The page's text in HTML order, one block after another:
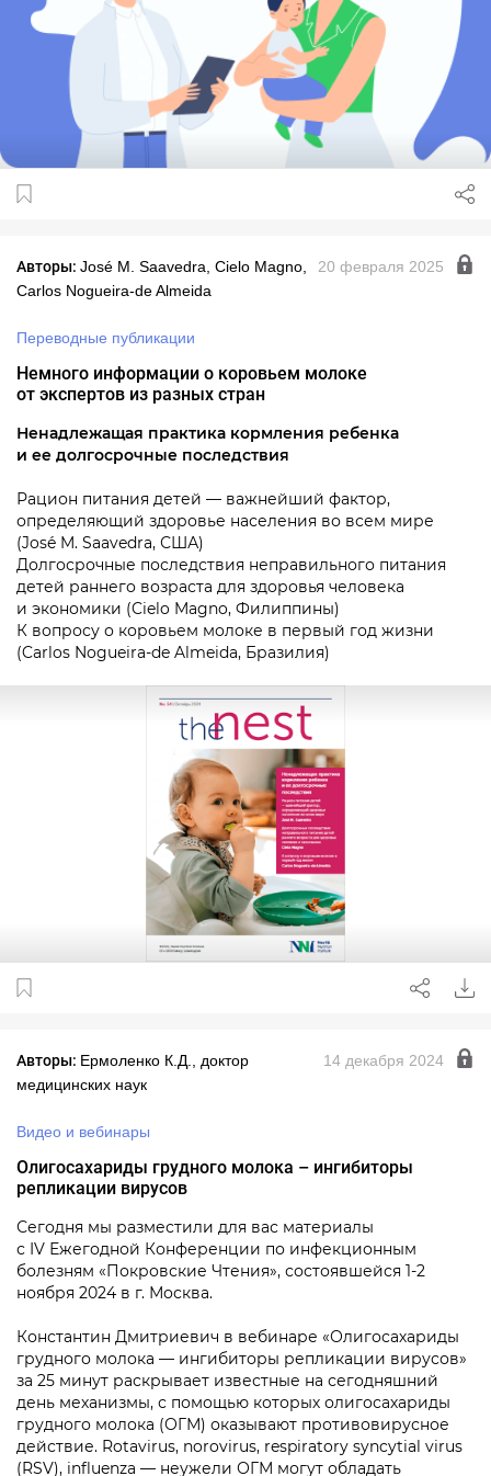
Авторы: José M. Saavedra, Cielo Magno,
Carlos Nogueira-de Almeida
Переводные публикации
20 февраля 2025
Немного информации о коровьем молоке
от экспертов из разных стран
Ненадлежащая практика кормления ребенка
и ее долгосрочные последствия
Рацион питания детей — важнейший фактор,
определяющий здоровье населения во всем мире
(José M. Saavedra, США)
Долгосрочные последствия неправильного питания
детей раннего возраста для здоровья человека
и экономики (Cielo Magno, Филиппины)
К вопросу о коровьем молоке в первый год жизни
(Carlos Nogueira-de Almeida, Бразилия)
Авторы: Ермоленко К.Д., доктор
медицинских наук
Видео и вебинары
14 декабря 2024
Олигосахариды грудного молока – ингибиторы
репликации вирусов
Сегодня мы разместили для вас материалы
с IV Ежегодной Конференции по инфекционным
болезням «Покровские Чтения», состоявшейся 1-2
ноября 2024 в г. Москва.
Константин Дмитриевич в вебинаре «Олигосахариды
грудного молока — ингибиторы репликации вирусов»
за 25 минут раскрывает известные на сегодняшний
день механизмы, с помощью которых олигосахариды
грудного молока (ОГМ) оказывают противовирусное
действие. Rotavirus, norovirus, respiratory syncytial virus
(RSV), influenza — неужели ОГМ могут обладать